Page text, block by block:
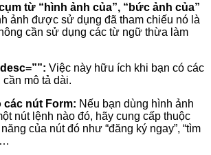
từ “hình ảnh của”, “bức ảnh của”
ảnh được sử dụng đã tham chiếu nó là
cần sử dụng các từ ngữ thừa làm
Việc này hữu ích khi bạn có các
mô tả dài.
các nút Form: Nếu bạn dùng hình ảnh
nút lệnh nào đó, hãy cung cấp thuộc
của nút đó như “đăng ký ngay”, “tìm